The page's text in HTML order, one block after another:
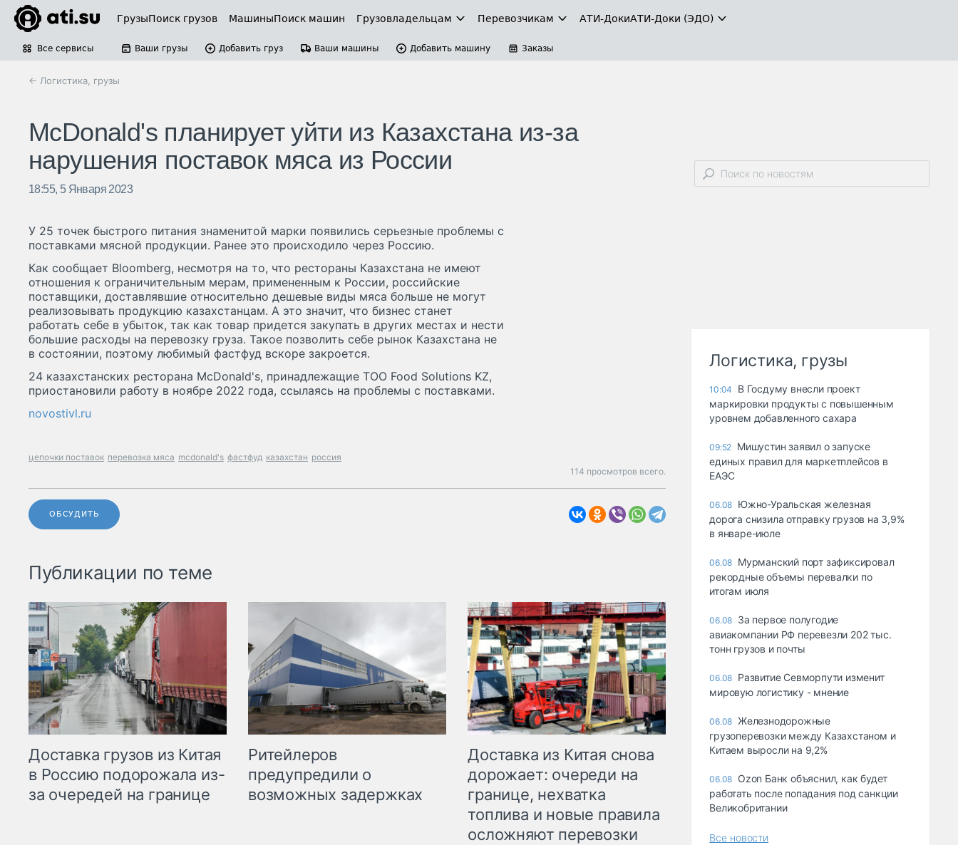
ГрузыПоиск грузов МашиныПоиск машин Грузовладельцам Перевозчикам АТИ-ДокиАТИ-Доки (ЭДО)
Все сервисы Ваши грузы Добавить груз Ваши машины Добавить машину Заказы
← Логистика, грузы
McDonald's планирует уйти из Казахстана из-за
нарушения поставок мяса из России
18:55, 5 Января 2023
У 25 точек быстрого питания знаменитой марки появились серьезные проблемы с
поставками мясной продукции. Ранее это происходило через Россию.
Как сообщает Bloomberg, несмотря на то, что рестораны Казахстана не имеют
отношения к ограничительным мерам, примененным к России, российские
поставщики, доставлявшие относительно дешевые виды мяса больше не могут
реализовывать продукцию казахстанцам. А это значит, что бизнес станет
работать себе в убыток, так как товар придется закупать в других местах и нести
большие расходы на перевозку груза. Такое позволить себе рынок Казахстана не
в состоянии, поэтому любимый фастфуд вскоре закроется.
24 казахстанских ресторана McDonald's, принадлежащие TOO Food Solutions KZ,
приостановили работу в ноябре 2022 года, ссылаясь на проблемы с поставками.
novostivl.ru
цепочки поставок перевозка мяса mcdonald's фастфуд казахстан россия
114 просмотров всего.
ОБСУДИТЬ
Публикации по теме
Доставка грузов из Китая
в Россию подорожала из-
за очередей на границе
Ритейлеров
предупредили о
возможных задержках
Доставка из Китая снова
дорожает: очереди на
границе, нехватка
топлива и новые правила
осложняют перевозки
Логистика, грузы
10:04
В Госдуму внесли проект
маркировки продукты с повышенным
уровнем добавленного сахара
09:52 Мишустин заявил о запуске
единых правил для маркетплейсов в
ЕАЭС
06.08 Южно-Уральская железная
дорога снизила отправку грузов на 3,9%
в январе-июле
06.08 Мурманский порт зафиксировал
рекордные объемы перевалки по
итогам июля
06.08 За первое полугодие
авиакомпании РФ перевезли 202 тыс.
тонн грузов и почты
06.08 Развитие Севморпути изменит
мировую логистику - мнение
06.08 Железнодорожные
грузоперевозки между Казахстаном и
Китаем выросли на 9,2%
06.08 Ozon Банк объяснил, как будет
работать после попадания под санкции
Великобритании
Все новости